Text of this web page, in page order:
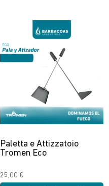
Paletta e Attizzatoio
Tromen Eco
25,00 €